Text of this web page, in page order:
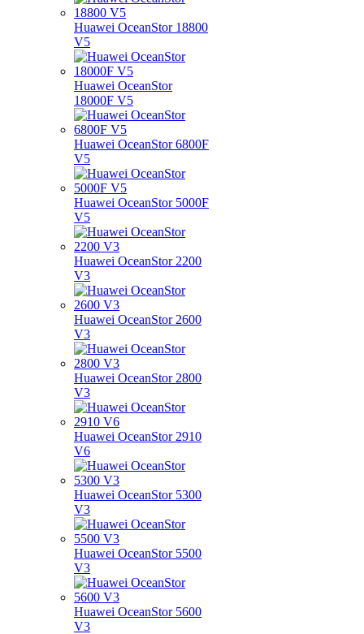
Huawei OceanStor 18800
V5
Huawei OceanStor
18000F V5
Huawei OceanStor 6800F
V5
Huawei OceanStor 5000F
V5
Huawei OceanStor 2200
V3
Huawei OceanStor 2600
V3
Huawei OceanStor 2800
V3
Huawei OceanStor 2910
V6
Huawei OceanStor 5300
V3
Huawei OceanStor 5500
V3
Huawei OceanStor 5600
V3